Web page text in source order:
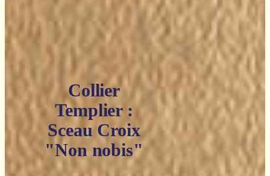
Collier
Templier :
Sceau Croix
"Non nobis"